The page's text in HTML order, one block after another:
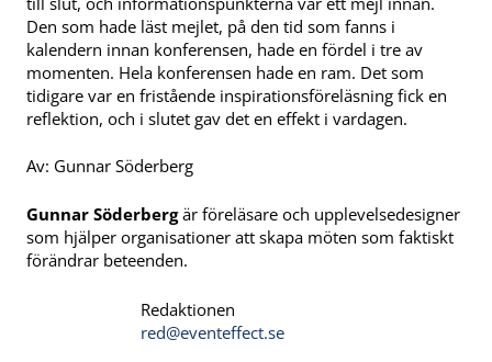
Den som hade läst mejlet, på den tid som fanns i
kalendern innan konferensen, hade en fördel i tre av
momenten. Hela konferensen hade en ram. Det som
tidigare var en fristående inspirationsföreläsning fick en
reflektion, och i slutet gav det en effekt i vardagen.
Av: Gunnar Söderberg
Gunnar Söderbergär föreläsare och upplevelsedesigner
som hjälper organisationer att skapa möten som faktiskt
förändrar beteenden.
Redaktionen
red@eventeffect.se